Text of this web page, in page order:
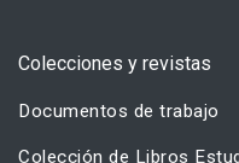
Colecciones y revistas
Documentos de trabajo
Colección de Libros